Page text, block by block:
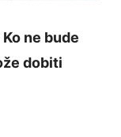
ne bude
dobiti